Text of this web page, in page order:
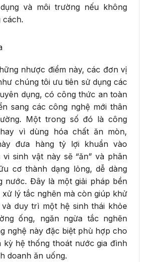
và môi trường nếu không
nhược điểm này, các đơn vị
chúng tôi ưu tiên sử dụng các
dụng, có công thức an toàn
sang các công nghệ mới thân
Một trong số đó là công
vì dùng hóa chất ăn mòn,
đưa hàng tỷ lợi khuẩn vào
vi sinh vật này sẽ “ăn” và phân
cơ thành dạng lỏng, dễ dàng
nước. Đây là một giải pháp bền
lý tắc nghẽn mà còn giúp khử
duy trì một hệ sinh thái khỏe
ống, ngăn ngừa tắc nghẽn
nghệ này đặc biệt phù hợp cho
kỳ hệ thống thoát nước gia đình
doanh ăn uống.